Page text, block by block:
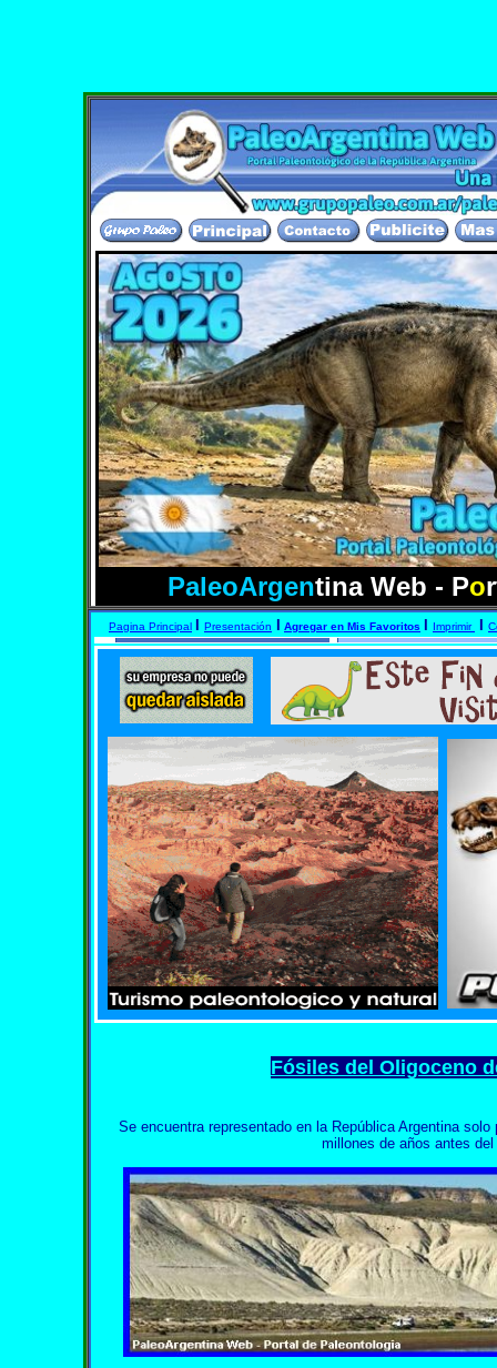
mas completo de lengua hispana. Gracias por
PaleoArgentina Web - Po
Pagina Principal Presentación Agregar en Mis Favoritos Imprimir
Fósiles del Oligoceno
Se encuentra representado en la República Argentina
millones de años antes